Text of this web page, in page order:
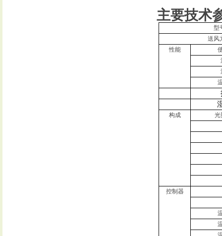
主要技术
型
送风
性能
构成 光
控制器